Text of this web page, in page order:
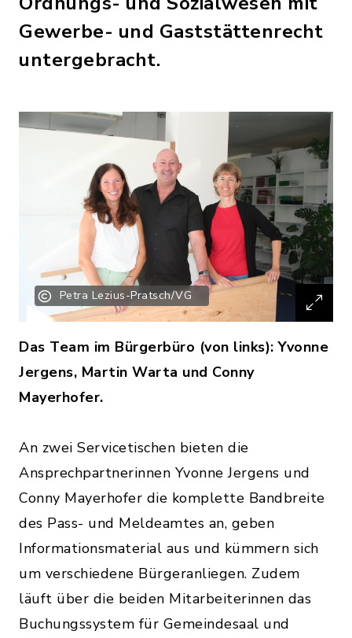
Gewerbe- und Gaststättenrecht
untergebracht.
Petra Lezius-Pratsch/VG
Das Team im Bürgerbüro (von links): Yvonne
Jergens, Martin Warta und Conny
Mayerhofer.
An zwei Servicetischen bieten die
Ansprechpartnerinnen Yvonne Jergens und
Conny Mayerhofer die komplette Bandbreite
des Pass- und Meldeamtes an, geben
Informationsmaterial aus und kümmern sich
um verschiedene Bürgeranliegen. Zudem
läuft über die beiden Mitarbeiterinnen das
Buchungssystem für Gemeindesaal und